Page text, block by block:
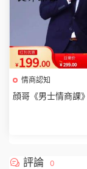
情商認知
顔哥《男士情商課》
評論 0